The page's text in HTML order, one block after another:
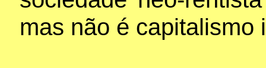
mas não é capitalismo